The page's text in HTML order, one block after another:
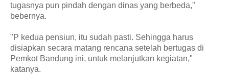
tugasnya pun pindah dengan dinas yang berbeda,"
bebernya.
"P kedua pensiun, itu sudah pasti. Sehingga harus
disiapkan secara matang rencana setelah bertugas di
Pemkot Bandung ini, untuk melanjutkan kegiatan,"
katanya.